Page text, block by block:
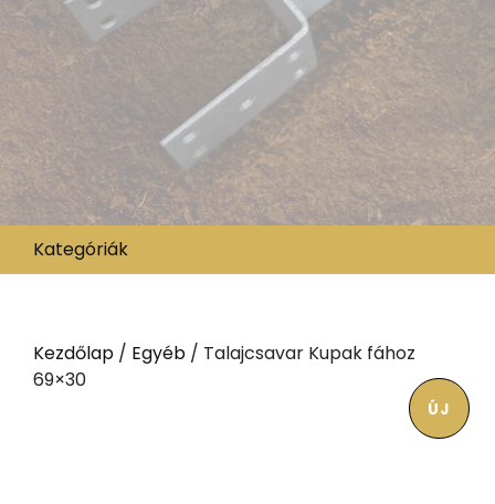
Kategóriák
Kezdőlap / Egyéb / Talajcsavar Kupak fához
69×30
ÚJ